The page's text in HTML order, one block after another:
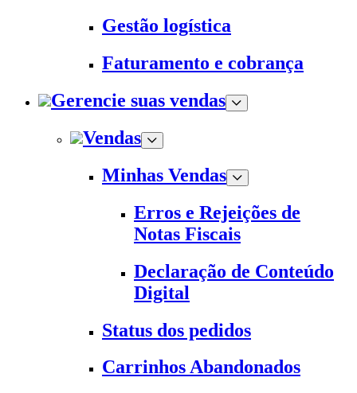
Gestão logística
Faturamento e cobrança
Gerencie suas vendas
Vendas
Minhas Vendas
Erros e Rejeições de
Notas Fiscais
Declaração de Conteúdo
Digital
Status dos pedidos
Carrinhos Abandonados